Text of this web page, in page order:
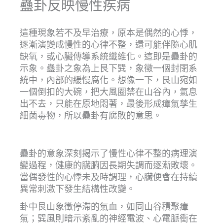
蠱卦反映慢性疾病
這種現象若不及早治療，原本是偶然的心悸，
逐漸演變成慢性的心律不整，還可能伴隨心肌
缺氧，或心臟傳導系統纖維化。這即是蠱卦的
示象。蠱卦之象為上艮下巽，象徵一個封閉系
統中，內部的緩慢腐化。想像一下，艮山宛如
一個倒扣的大碗，把大風圈禁在山谷內，氣息
出不去，只能在原地悶著，最後形成瘴氣孳生
細菌毒物，所以蠱卦有腐敗的意思。
蠱卦的意象深刻揭示了慢性心律不整的病理演
變過程，健康的臟腑因長期失調而逐漸敗壞。
當偶發性的心悸未及時調理，心臟便會在持續
異常刺激下發生結構性改變。
卦中艮山象徵停滯的氣血，如同山谷積聚瘴
氣；巽風則暗示紊亂的神經電波、心電脈衝在